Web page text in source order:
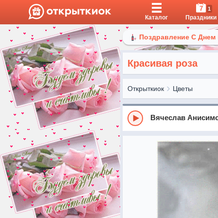
Каталог
7 1
Праздники
Поздравление С
Красивая роза
Открыткиок Цветы
Вячеслав